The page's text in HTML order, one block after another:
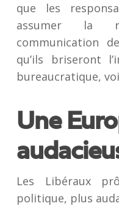
que les
assumer la
communication
qu’ils briseront
bureaucratique,
Une
Les Libéraux
politique, plus